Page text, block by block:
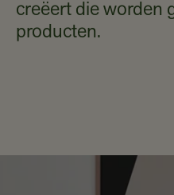
creëert die worden
producten.